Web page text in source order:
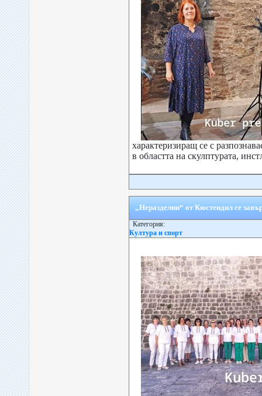
характеризиращ се с
в областта на скулптурата,
„Неразделни“ от Кюстендил се
Категория:
Култура и спорт